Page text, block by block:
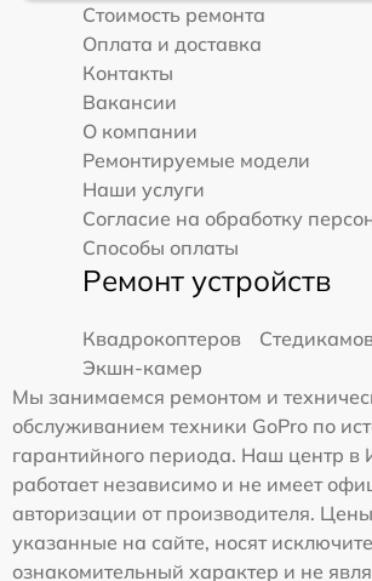
Стоимость ремонта
Оплата и доставка
Контакты
Вакансии
О компании
Ремонтируемые модели
Наши услуги
Согласие на обработку
Способы оплаты
Ремонт устройств
Квадрокоптеров
Экшн-камер
Мы занимаемся ремонтом и
обслуживанием техники GoPro по
гарантийного периода. Наш центр в
работает независимо и не имеет
авторизации от производителя.
указанные на сайте, носят
ознакомительный характер и не